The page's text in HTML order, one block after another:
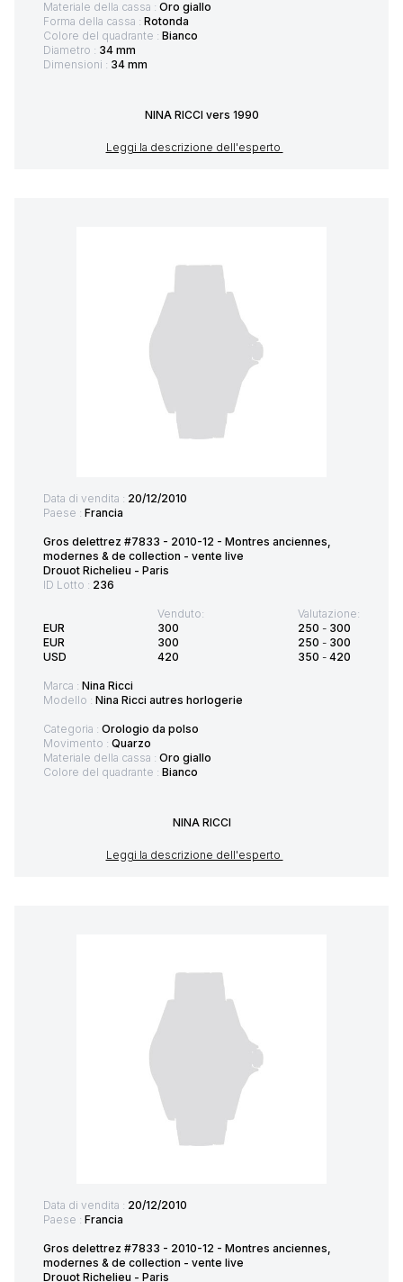
Materiale della cassa : Oro giallo
Forma della cassa : Rotonda
Colore del quadrante : Bianco
Diametro : 34 mm
Dimensioni : 34 mm
NINA RICCI vers 1990
Leggi la descrizione dell'esperto
Data di vendita : 20/12/2010
Paese : Francia
Gros delettrez #7833 - 2010-12 - Montres anciennes,
modernes & de collection - vente live
Drouot Richelieu - Paris
ID Lotto : 236
EUR
EUR
USD
Venduto:
300
300
420
Valutazione:
250 - 300
250 - 300
350 - 420
Marca : Nina Ricci
Modello : Nina Ricci autres horlogerie
Categoria : Orologio da polso
Movimento : Quarzo
Materiale della cassa : Oro giallo
Colore del quadrante : Bianco
NINA RICCI
Leggi la descrizione dell'esperto
Data di vendita : 20/12/2010
Paese : Francia
Gros delettrez #7833 - 2010-12 - Montres anciennes,
modernes & de collection - vente live
Drouot Richelieu - Paris